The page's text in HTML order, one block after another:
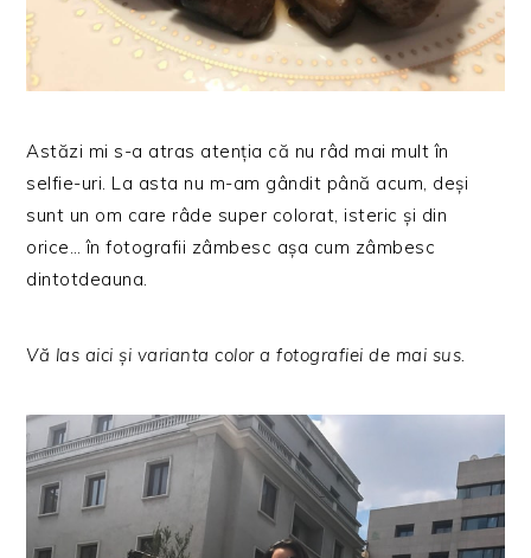
Astăzi mi s-a atras atenția că nu râd mai mult în
selfie-uri. La asta nu m-am gândit până acum, deși
sunt un om care râde super colorat, isteric și din
orice… în fotografii zâmbesc așa cum zâmbesc
dintotdeauna.
Vă las aici și varianta color a fotografiei de mai sus.